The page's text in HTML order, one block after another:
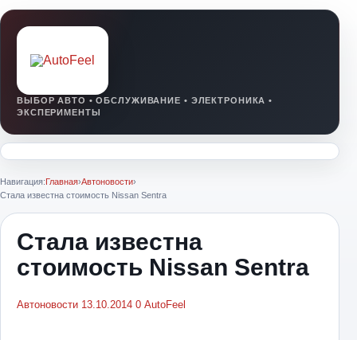
Навигация:Главная›Автоновости›
Стала известна стоимость Nissan Sentra
Стала известна
стоимость Nissan Sentra
Автоновости 13.10.2014 0 AutoFeel